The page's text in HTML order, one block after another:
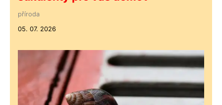
příroda
05. 07. 2026